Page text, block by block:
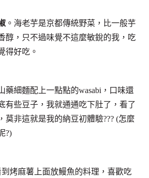
。海老芋是京都傳統野菜，比一般芋
醇，只不過味覺不這麼敏銳的我，吃
得好吃。
藥細麵配上一點點的wasabi，口味還
有些豆子，我就通通吃下肚了，看了
莫非這就是我的納豆初體驗??? (怎麼
?)
到烤麻薯上面放鰻魚的料理，喜歡吃